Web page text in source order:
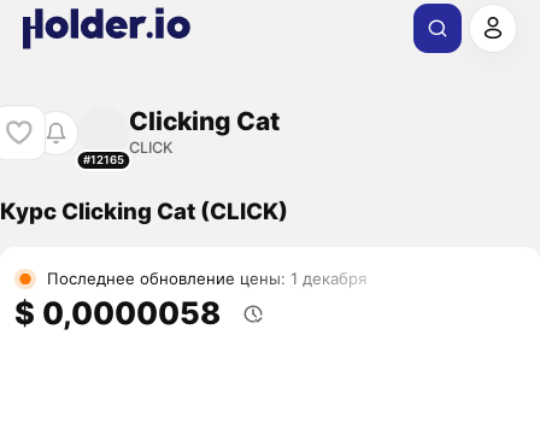
#12165
Clicking Cat
CLICK
Курс Clicking Cat (CLICK)
Последнее обновление цены: 1 декабря
$ 0,0000058